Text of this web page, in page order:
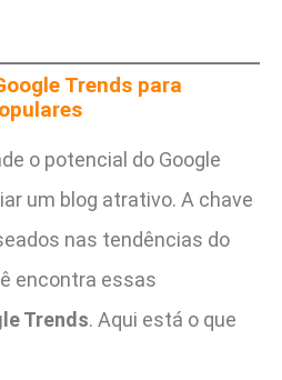
Trends para
o potencial do Google
um blog atrativo. A chave
nas tendências do
encontra essas
Trends. Aqui está o que